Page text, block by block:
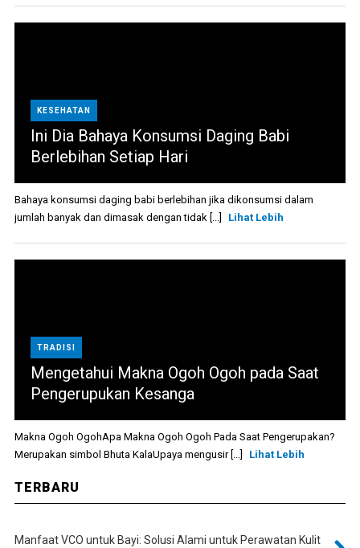
KESEHATAN
Ini Dia Bahaya Konsumsi Daging Babi
Berlebihan Setiap Hari
Bahaya konsumsi daging babi berlebihan jika dikonsumsi dalam
jumlah banyak dan dimasak dengan tidak [...]
Lihat Lebih
TRADISI
Mengetahui Makna Ogoh Ogoh pada Saat
Pengerupukan Kesanga
Makna Ogoh OgohApa Makna Ogoh Ogoh Pada Saat Pengerupakan?
Merupakan simbol Bhuta KalaUpaya mengusir [...]
Lihat Lebih
TERBARU
Manfaat VCO untuk Bayi: Solusi Alami untuk Perawatan Kulit